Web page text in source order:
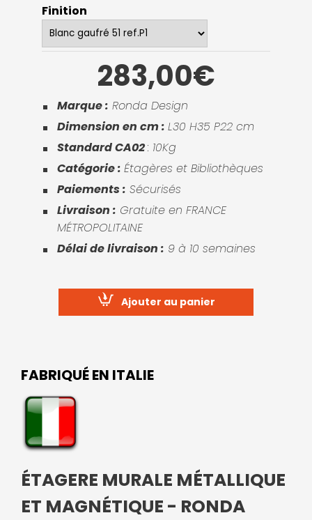
Finition
283,00€
Marque : Ronda Design
Dimension en cm : L30 H35 P22 cm
Standard CA02: 10Kg
Catégorie : Étagères et Bibliothèques
Paiements : Sécurisés
Livraison : Gratuite en FRANCE
MÉTROPOLITAINE
Délai de livraison : 9 à 10 semaines
Ajouter au panier
FABRIQUÉ EN ITALIE
ÉTAGERE MURALE MÉTALLIQUE
ET MAGNÉTIQUE - RONDA